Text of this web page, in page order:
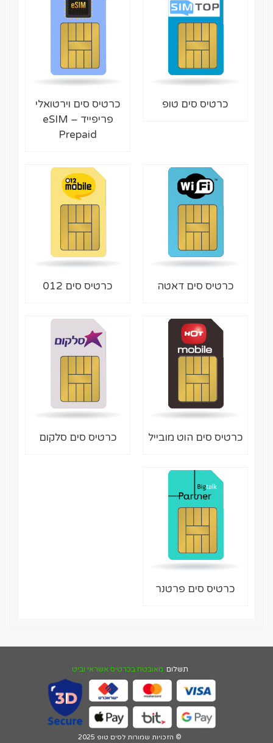
כרטיס סים טופ
כרטיס סים וירטואלי
פריפייד – eSIM
Prepaid
כרטיס סים דאטה כרטיס סים 012
כרטיס סים הוט מובייל כרטיס סים סלקום
כרטיס סים פרטנר
תשלום מאובטח בכרטיס אשראי וביט
© הזכויות שמורות לסים טופ 2025